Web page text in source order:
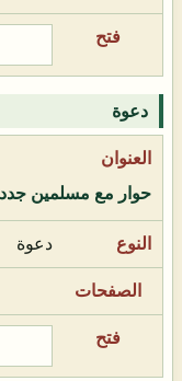
دعوة
حوار مع مسلمين جدد
دعوة